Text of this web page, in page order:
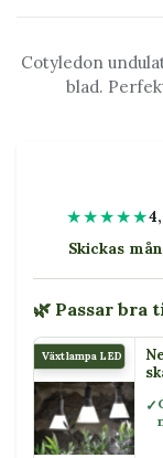
Cotyledon
blad.
★★★★★
Skickas
🌿 Passar bra
Växtlampa LED 15 W